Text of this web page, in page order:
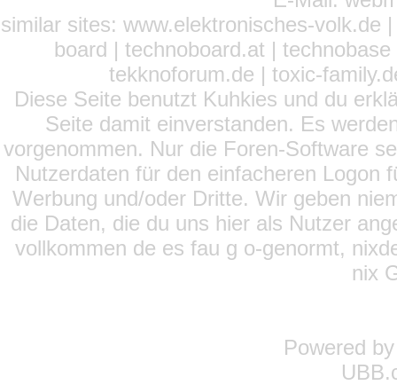
similar sites: www.elektronisches-volk.de
board | technoboard.at |
tekknoforum.de | toxic-
Diese Seite benutzt Kuhkies und du
Seite damit einverstanden. Es
vorgenommen. Nur die Foren-Software
Nutzerdaten für den einfacheren Logon
Werbung und/oder Dritte. Wir geben
die Daten, die du uns hier als Nutzer
vollkommen de es fau g o-genormt,
nix
Powered